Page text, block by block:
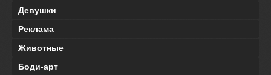
Девушки
Реклама
Животные
Боди-арт